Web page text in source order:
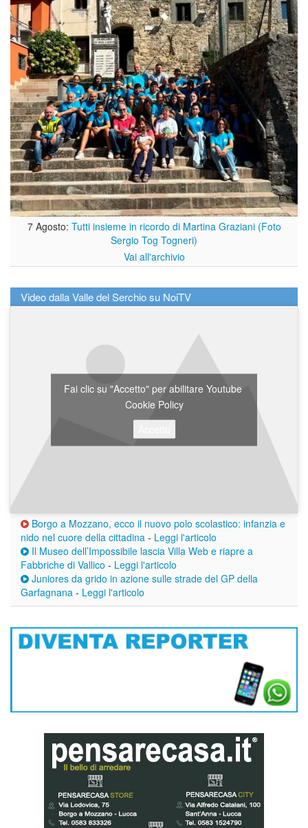
7 Agosto: Tutti insieme in ricordo di Martina Graziani (Foto
Sergio Tog Togneri)
Vai all'archivio
Video dalla Valle del Serchio su NoiTV
Fai clic su "Accetto" per abilitare Youtube
Cookie Policy
Borgo a Mozzano, ecco il nuovo polo scolastico: infanzia e
nido nel cuore della cittadina - Leggi l'articolo
Il Museo dell’Impossibile lascia Villa Web e riapre a
Fabbriche di Vallico - Leggi l'articolo
Juniores da grido in azione sulle strade del GP della
Garfagnana - Leggi l'articolo